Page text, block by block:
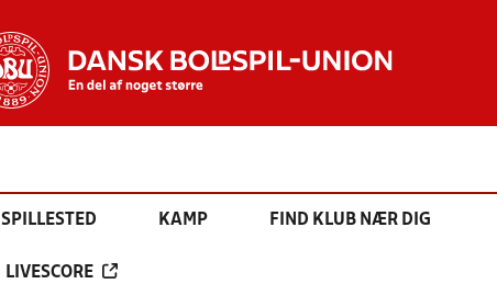
SPILLESTED KAMP FIND KLUB NÆR DIG
LIVESCORE